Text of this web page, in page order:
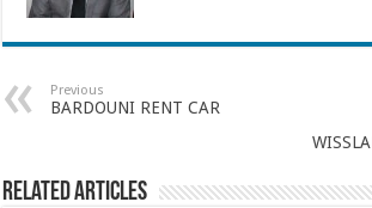
Previous
BARDOUNI RENT CAR
Related Articles